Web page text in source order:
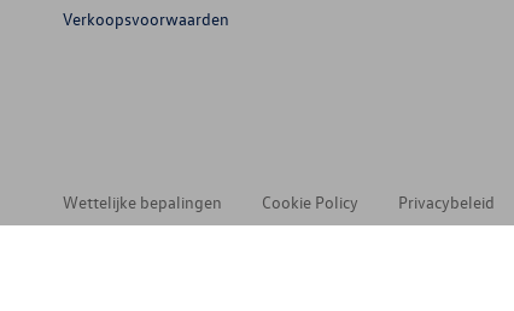
Verkoopsvoorwaarden
Wettelijke bepalingen Cookie Policy
Privacybeleid